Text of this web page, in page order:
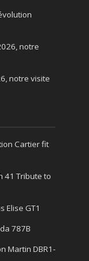
notre
notre visite
Cartier fit
41 Tribute to
Elise GT1
787B
Martin DBR1-